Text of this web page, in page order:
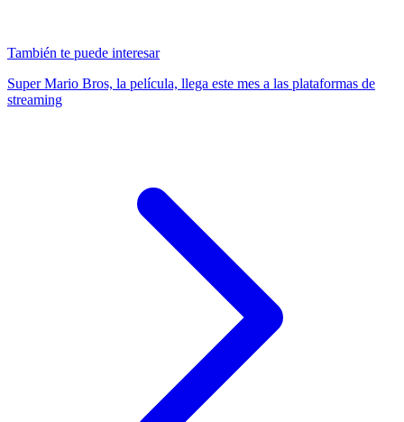
También te puede interesar
Super Mario Bros, la película, llega este mes a las plataformas de
streaming